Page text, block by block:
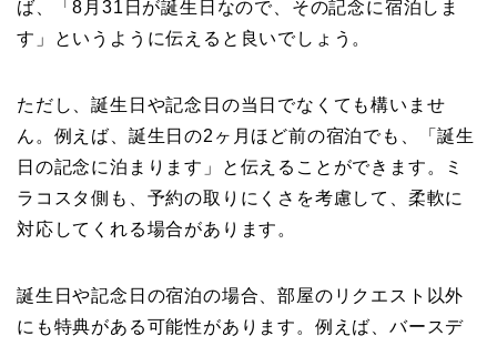
ば、「8月31日が誕生日なので、その記念に宿泊しま
す」というように伝えると良いでしょう。
ただし、誕生日や記念日の当日でなくても構いませ
ん。例えば、誕生日の2ヶ月ほど前の宿泊でも、「誕生
日の記念に泊まります」と伝えることができます。ミ
ラコスタ側も、予約の取りにくさを考慮して、柔軟に
対応してくれる場合があります。
誕生日や記念日の宿泊の場合、部屋のリクエスト以外
にも特典がある可能性があります。例えば、バースデ